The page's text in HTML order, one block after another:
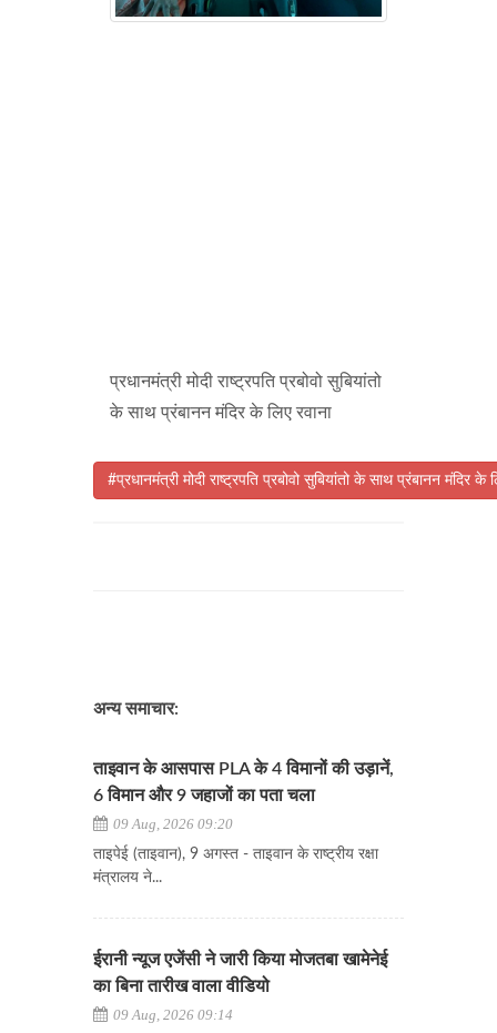
प्रधानमंत्री मोदी राष्ट्रपति प्रबोवो सुबियांतो
के साथ प्रंबानन मंदिर के लिए रवाना
#प्रधानमंत्री मोदी राष्ट्रपति प्रबोवो सुबियांतो के साथ प्रंबानन मंदिर के
अन्य समाचार:
ताइवान के आसपास PLA के 4 विमानों की उड़ानें,
6 विमान और 9 जहाजों का पता चला
09 Aug, 2026 09:20
ताइपेई (ताइवान), 9 अगस्त - ताइवान के राष्ट्रीय रक्षा
मंत्रालय ने...
ईरानी न्यूज एजेंसी ने जारी किया मोजतबा खामेनेई
का बिना तारीख वाला वीडियो
09 Aug, 2026 09:14